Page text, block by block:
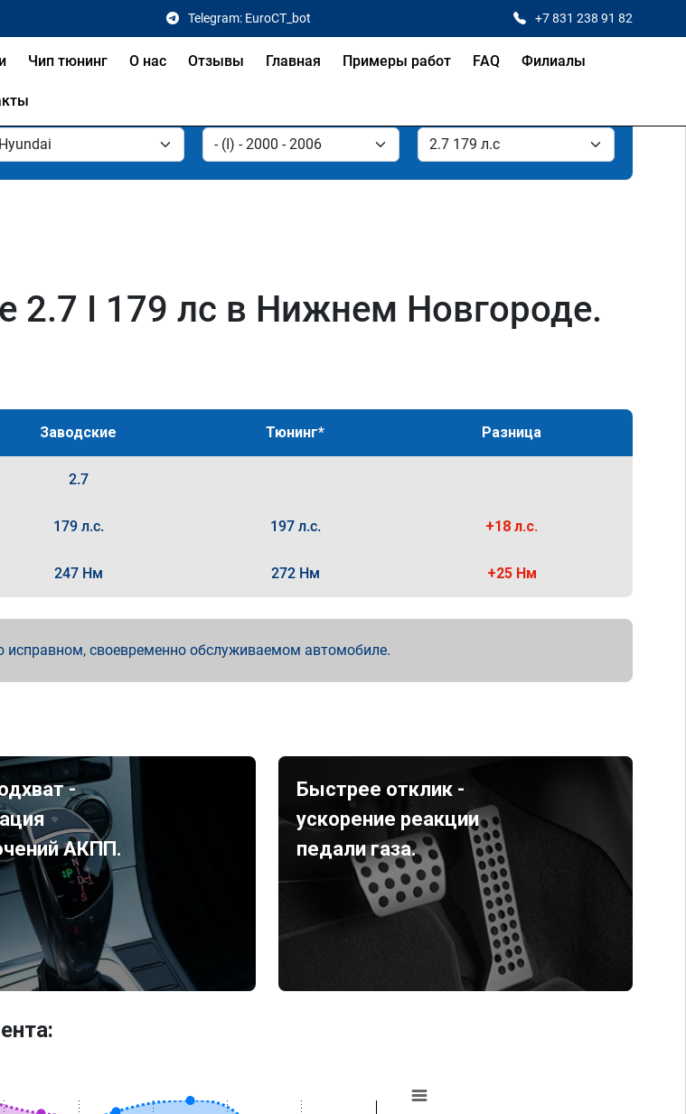
Telegram: EuroCT_bot +7 831 238 91 82
Чип тюнинг О нас Отзывы Главная Примеры работ FAQ Филиалы
2.7 I 179 лс в Нижнем Новгороде.
Заводские Тюнинг* Разница
2.7
179 л.с. 197 л.с. +18 л.с.
247 Нм 272 Нм +25 Нм
своевременно обслуживаемом автомобиле.
-
АКПП.
Быстрее отклик -
ускорение реакции
педали газа.